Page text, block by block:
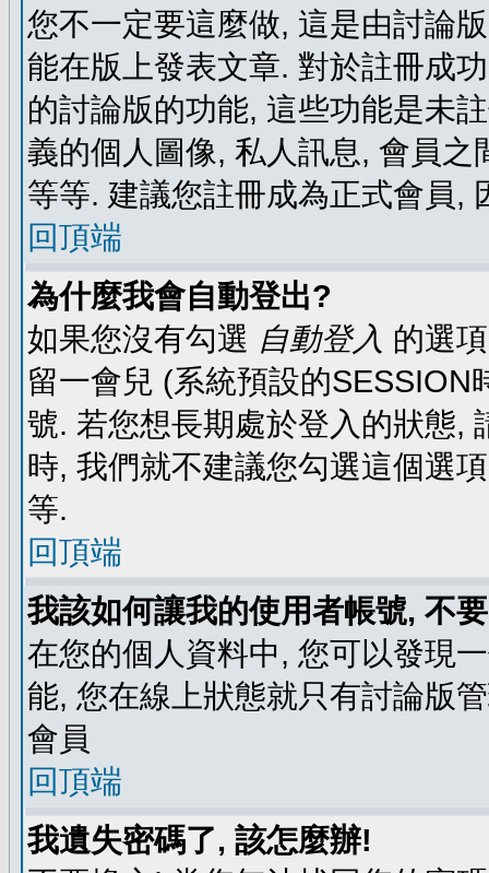
您不一定要這麼做, 這是由討論
能在版上發表文章. 對於註冊成
的討論版的功能, 這些功能是未
義的個人圖像, 私人訊息, 會員
等等. 建議您註冊成為正式會員,
回頂端
為什麼我會自動登出?
如果您沒有勾選 自動登入 的選
留一會兒 (系統預設的
號. 若您想長期處於登入的狀態,
時, 我們就不建議您勾選這個選
等.
回頂端
我該如何讓我的使用者帳號, 不
在您的個人資料中, 您可以發現
能, 您在線上狀態就只有討論版
會員
回頂端
我遺失密碼了, 該怎麼辦!